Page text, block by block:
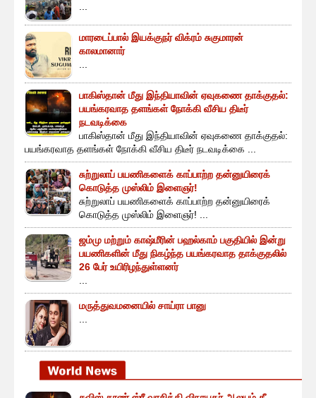
...
மாரடைப்பால் இயக்குநர் விக்ரம் சுகுமாரன்
காலமானார்
...
பாகிஸ்தான் மீது இந்தியாவின் ஏவுகணை தாக்குதல்:
பயங்கரவாத தளங்கள் நோக்கி வீசிய திடீர்
நடவடிக்கை
பாகிஸ்தான் மீது இந்தியாவின் ஏவுகணை தாக்குதல்:
பயங்கரவாத தளங்கள் நோக்கி வீசிய திடீர் நடவடிக்கை ...
சுற்றுலாப் பயணிகளைக் காப்பாற்ற தன்னுயிரைக்
கொடுத்த முஸ்லிம் இளைஞர்!
சுற்றுலாப் பயணிகளைக் காப்பாற்ற தன்னுயிரைக்
கொடுத்த முஸ்லிம் இளைஞர்! ...
ஜம்மு மற்றும் காஷ்மீரின் பஹல்காம் பகுதியில் இன்று
பயணிகளின் மீது நிகழ்ந்த பயங்கரவாத தாக்குதலில்
26 பேர் உயிரிழந்துள்ளனர்
...
மருத்துவமனையில் சாய்ரா பானு
...